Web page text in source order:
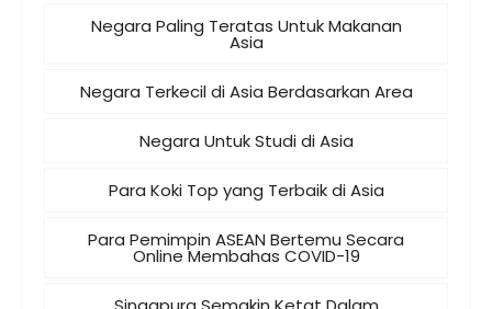
Negara Paling Teratas Untuk Makanan
Asia
Negara Terkecil di Asia Berdasarkan Area
Negara Untuk Studi di Asia
Para Koki Top yang Terbaik di Asia
Para Pemimpin ASEAN Bertemu Secara
Online Membahas COVID-19